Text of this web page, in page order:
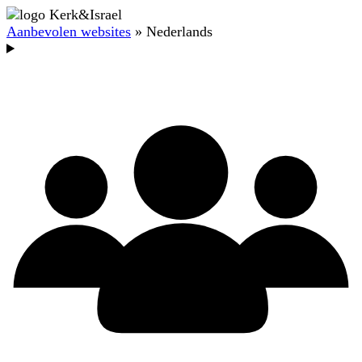
Aanbevolen websites » Nederlands